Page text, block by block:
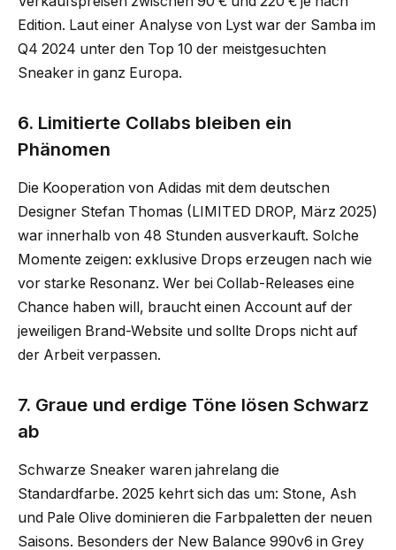
Edition. Laut einer Analyse von Lyst war der Samba im
Q4 2024 unter den Top 10 der meistgesuchten
Sneaker in ganz Europa.
6. Limitierte Collabs bleiben ein
Phänomen
Die Kooperation von Adidas mit dem deutschen
Designer Stefan Thomas (LIMITED DROP, März 2025)
war innerhalb von 48 Stunden ausverkauft. Solche
Momente zeigen: exklusive Drops erzeugen nach wie
vor starke Resonanz. Wer bei Collab-Releases eine
Chance haben will, braucht einen Account auf der
jeweiligen Brand-Website und sollte Drops nicht auf
der Arbeit verpassen.
7. Graue und erdige Töne lösen Schwarz
ab
Schwarze Sneaker waren jahrelang die
Standardfarbe. 2025 kehrt sich das um: Stone, Ash
und Pale Olive dominieren die Farbpaletten der neuen
Saisons. Besonders der New Balance 990v6 in Grey